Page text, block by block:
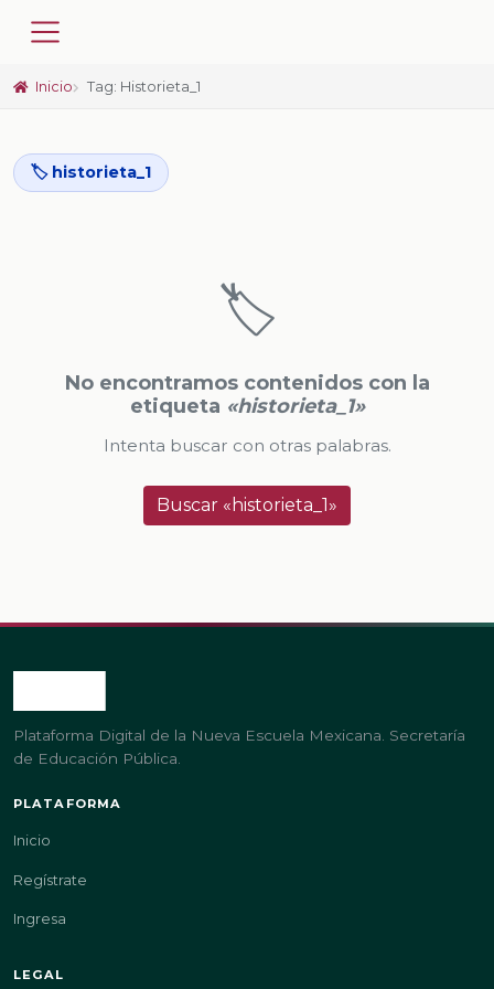
Inicio Tag: Historieta_1
🏷️ historieta_1
🏷️
No encontramos contenidos con la
etiqueta «historieta_1»
Intenta buscar con otras palabras.
Buscar «historieta_1»
Plataforma Digital de la Nueva Escuela Mexicana. Secretaría
de Educación Pública.
PLATAFORMA
Inicio
Regístrate
Ingresa
LEGAL